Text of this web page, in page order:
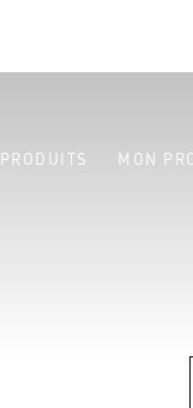
PRODUITS MON